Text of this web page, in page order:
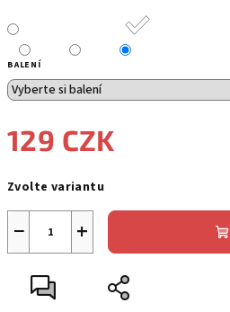
BALENÍ
129 CZK
cena:
Zvolte variantu
+
−